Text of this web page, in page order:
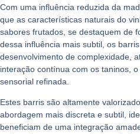
Com uma influência reduzida da
que as características naturais do
sabores frutados, se destaquem de
dessa influência mais subtil, os
desenvolvimento de complexidade ,
interação contínua com os taninos,
sensorial refinada.
Estes barris são altamente
abordagem mais discreta e subtil,
beneficiam de uma integração